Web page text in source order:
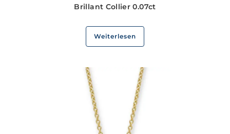
Brillant Collier 0.07ct
Weiterlesen